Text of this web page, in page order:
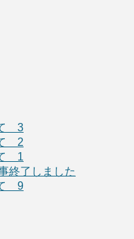
て 3
て 2
て 1
終了しました
て 9